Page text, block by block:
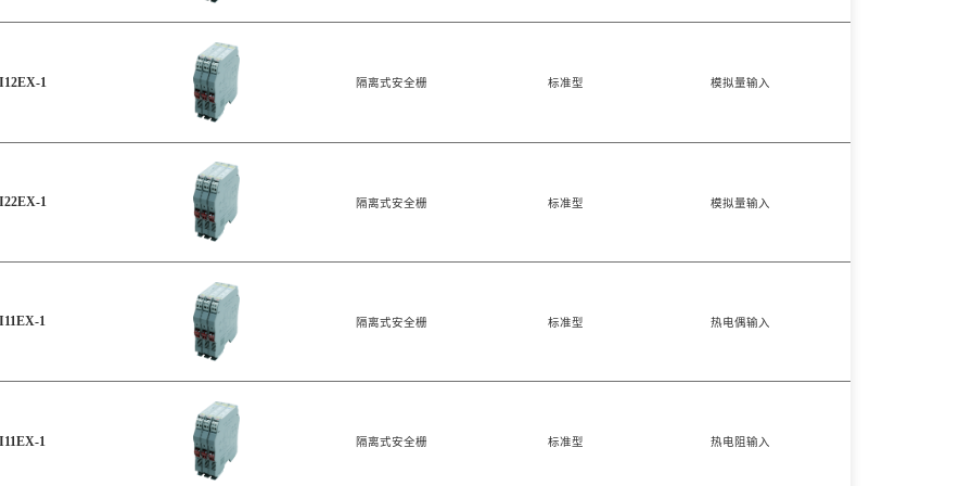
1 隔离式安全栅 标准型 模拟量输入
1 隔离式安全栅 标准型 模拟量输入
1 隔离式安全栅 标准型 热电偶输入
1 隔离式安全栅 标准型 热电阻输入